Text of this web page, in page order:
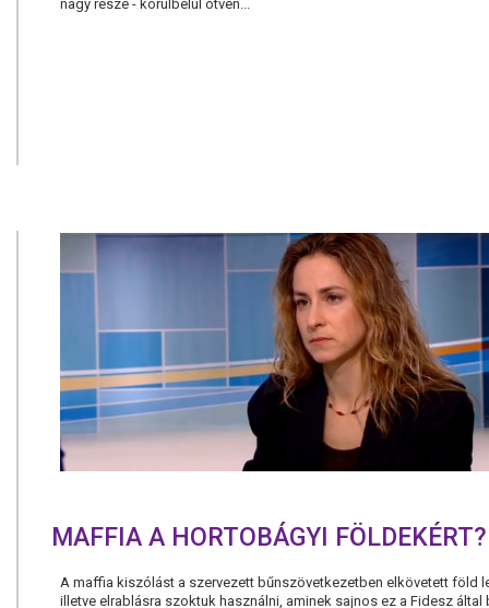
nagy része - körülbelül ötven...
MAFFIA A HORTOBÁGYI FÖLDEKÉRT?
A maffia kiszólást a szervezett bűnszövetkezetben elkövetett föld
illetve elrablásra szoktuk használni, aminek sajnos ez a Fidesz által